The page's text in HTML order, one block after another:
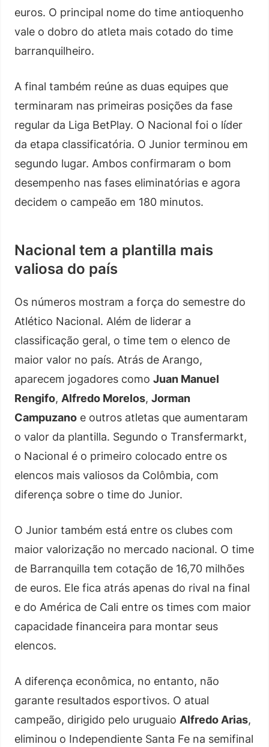
euros. O principal nome do time antioquenho
vale o dobro do atleta mais cotado do time
barranquilheiro.
A final também reúne as duas equipes que
terminaram nas primeiras posições da fase
regular da Liga BetPlay. O Nacional foi o líder
da etapa classificatória. O Junior terminou em
segundo lugar. Ambos confirmaram o bom
desempenho nas fases eliminatórias e agora
decidem o campeão em 180 minutos.
Nacional tem a plantilla mais
valiosa do país
Os números mostram a força do semestre do
Atlético Nacional. Além de liderar a
classificação geral, o time tem o elenco de
maior valor no país. Atrás de Arango,
aparecem jogadores como Juan Manuel
Rengifo, Alfredo Morelos, Jorman
Campuzano e outros atletas que aumentaram
o valor da plantilla. Segundo o Transfermarkt,
o Nacional é o primeiro colocado entre os
elencos mais valiosos da Colômbia, com
diferença sobre o time do Junior.
O Junior também está entre os clubes com
maior valorização no mercado nacional. O time
de Barranquilla tem cotação de 16,70 milhões
de euros. Ele fica atrás apenas do rival na final
e do América de Cali entre os times com maior
capacidade financeira para montar seus
elencos.
A diferença econômica, no entanto, não
garante resultados esportivos. O atual
campeão, dirigido pelo uruguaio Alfredo Arias,
eliminou o Independiente Santa Fe na semifinal